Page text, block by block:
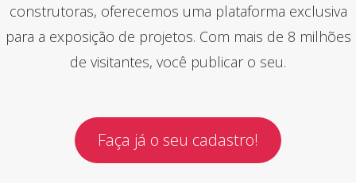
construtoras, oferecemos uma plataforma exclusiva
para a exposição de projetos. Com mais de 8 milhões
de visitantes, você publicar o seu.
Faça já o seu cadastro!